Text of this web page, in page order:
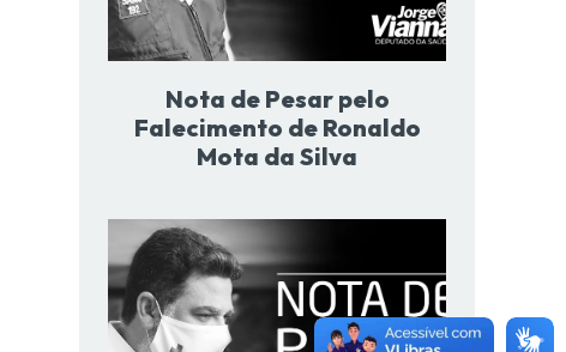
Nota de Pesar pelo
Falecimento de Ronaldo
Mota da Silva